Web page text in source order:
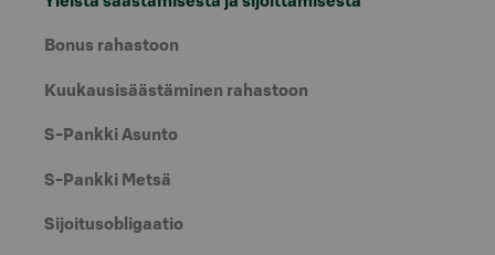
Bonus rahastoon
Kuukausisäästäminen rahastoon
S-Pankki Asunto
S-Pankki Metsä
Sijoitusobligaatio